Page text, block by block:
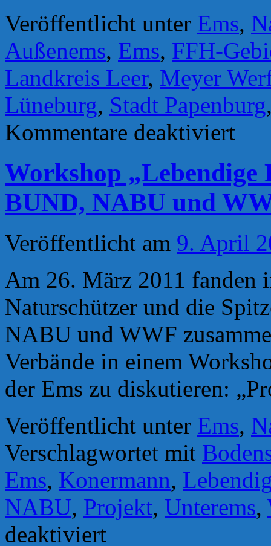
Veröffentlicht unter Ems,
Außenems, Ems, FFH-
Landkreis Leer, Meyer
Lüneburg, Stadt Papenburg
Kommentare deaktiviert
gegen
vor
Workshop „Lebendige
BUND, NABU und
Veröffentlicht am 9. April
Am 26. März 2011 fanden
Naturschützer und die
NABU und WWF
Verbände in einem
der Ems zu diskutieren:
Veröffentlicht unter Ems,
Verschlagwortet mit
Ems, Konermann,
NABU, Projekt, Unterems,
deaktiviert